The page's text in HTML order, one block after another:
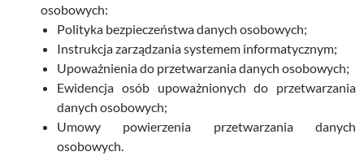
osobowych:
Polityka bezpieczeństwa danych osobowych;
Instrukcja zarządzania systemem informatycznym;
Upoważnienia do przetwarzania danych osobowych;
Ewidencja osób upoważnionych do przetwarzania
danych osobowych;
Umowy powierzenia przetwarzania danych
osobowych.